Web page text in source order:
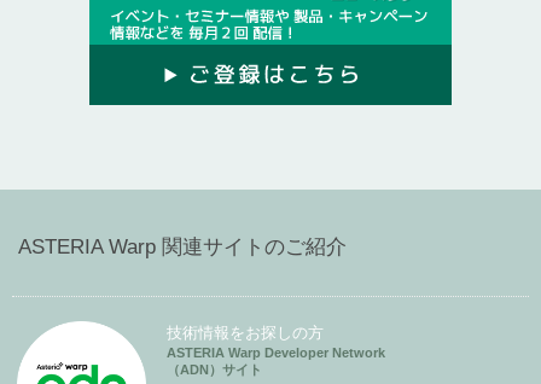
ASTERIA Warp 関連サイトのご紹介
技術情報をお探しの方
ASTERIA Warp Developer Network
（ADN）サイト